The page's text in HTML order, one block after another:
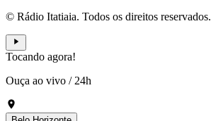
© Rádio Itatiaia. Todos os direitos reservados.
Tocando agora!
Ouça ao vivo / 24h